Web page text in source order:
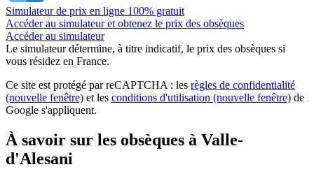
Simulateur de prix en ligne 100% gratuit
Accéder au simulateur et obtenez le prix des obsèques
Accéder au simulateur
Le simulateurdétermine, à titre indicatif, le prix des obsèques si
vous résidez en France.
Ce site est protégé par reCAPTCHA : les règles de confidentialité
(nouvelle fenêtre) et les conditions d'utilisation (nouvelle fenêtre) de
Google s'appliquent.
À savoir sur les obsèques à Valle-
d'Alesani